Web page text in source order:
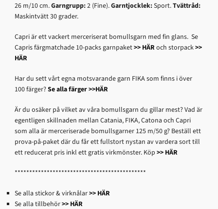
26 m/10 cm.Garngrupp:2 (Fine).Garntjocklek:Sport.Tvättråd:
Maskintvätt 30 grader.
Capri är ett vackert merceriserat bomullsgarn med fin glans. Se
Capris färgmatchade 10-packs garnpaket>> HÄR och storpack>>
HÄR
Har du sett vårt egna motsvarande garn FIKA som finns i över
100 färger?Se alla färger >>HÄR
Är du osäker på vilket av våra bomullsgarn du gillar mest? Vad är
egentligen skillnaden mellan Catania, FIKA, Catona och Capri
som alla är merceriserade bomullsgarner 125 m/50 g? Beställ ett
prova-på-paket där du får ett fullstort nystan av vardera sort till
ett reducerat pris inkl ett gratis virkmönster. Köp >> HÄR
*********************************************
Se alla stickor & virknålar>> HÄR
Se alla tillbehör>> HÄR